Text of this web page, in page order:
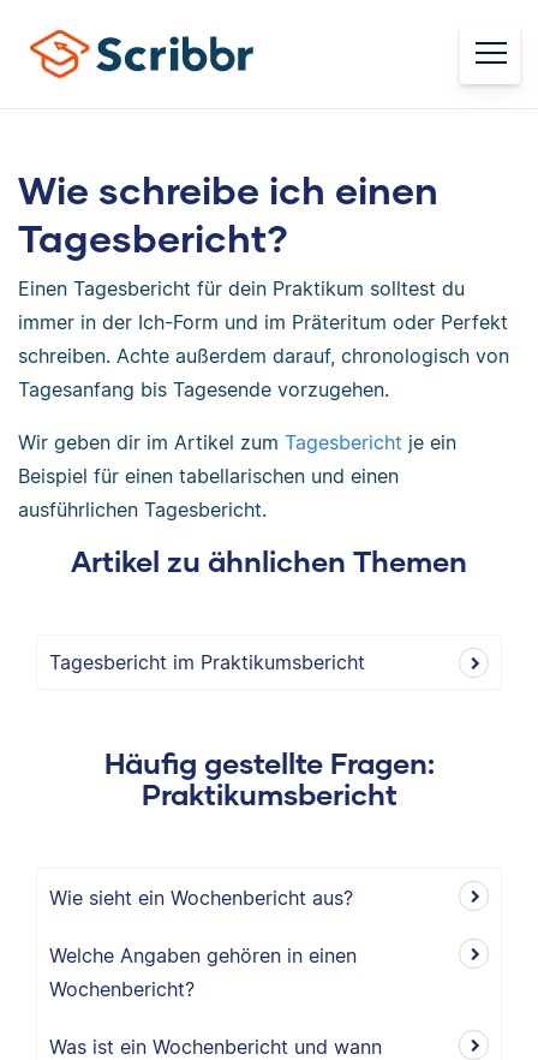
Wie schreibe ich einen
Tagesbericht?
Einen Tagesbericht für dein Praktikum solltest du
immer in der Ich-Form und im Präteritum oder Perfekt
schreiben. Achte außerdem darauf, chronologisch von
Tagesanfang bis Tagesende vorzugehen.
Wir geben dir im Artikel zum Tagesbericht je ein
Beispiel für einen tabellarischen und einen
ausführlichen Tagesbericht.
Artikel zu ähnlichen Themen
Tagesbericht im Praktikumsbericht
Häufig gestellte Fragen:
Praktikumsbericht
Wie sieht ein Wochenbericht aus?
Welche Angaben gehören in einen
Wochenbericht?
Was ist ein Wochenbericht und wann